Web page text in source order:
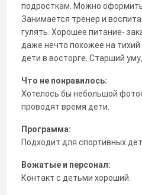
подросткам. Можно оформить
Занимается тренер и
гулять. Хорошее питание-
даже нечто похожее на тихий
дети в восторге. Старший
Что не понравилось:
Хотелось бы небольшой
проводят время дети.
Программа:
Подходит для спортивных
Вожатые и персонал:
Контакт с детьми хороший.